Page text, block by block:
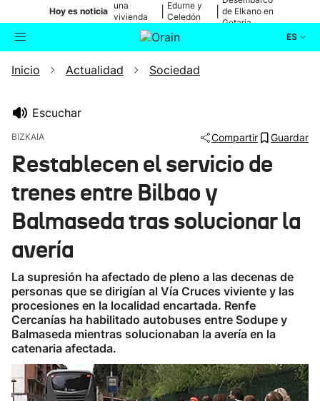
Hoy es noticia
una
vivienda
de Bilbao
Edurne y
Celedón
de Elkano en
Getaria
ES
Buscador Actualidad
Ikusmiran
Eguraldia
Inicio Actualidad Sociedad
Escuchar
BIZKAIA Compartir Guardar
Restablecen el servicio de
trenes entre Bilbao y
Balmaseda tras solucionar la
avería
La supresión ha afectado de pleno a las decenas de
personas que se dirigían al Vía Cruces viviente y las
procesiones en la localidad encartada. Renfe
Cercanías ha habilitado autobuses entre Sodupe y
Balmaseda mientras solucionaban la avería en la
catenaria afectada.